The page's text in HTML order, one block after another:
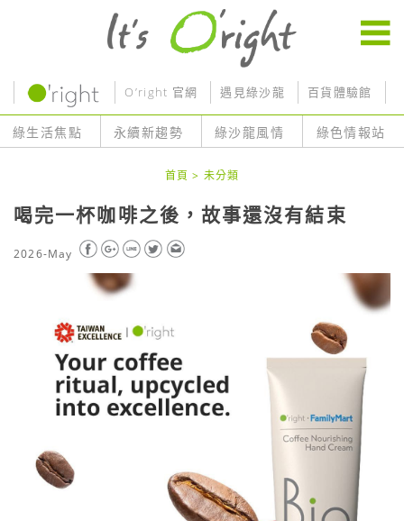
O’right 官網 遇見綠沙龍 百貨體驗館
綠生活焦點 永續新趨勢 綠沙龍風情 綠色情報站
首頁 > 未分類
喝完一杯咖啡之後，故事還沒有結束
2026-May